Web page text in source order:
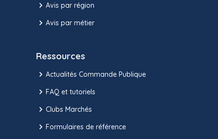
Avis par région
Avis par métier
Ressources
Actualités Commande Publique
FAQ et tutoriels
Clubs Marchés
Formulaires de référence